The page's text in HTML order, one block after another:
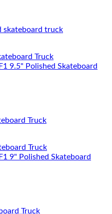
skateboard truck
Truck
Truck